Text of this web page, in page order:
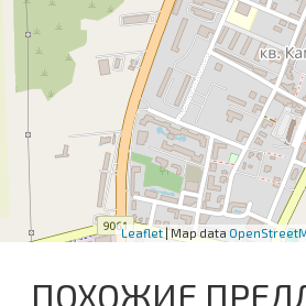
Leaflet| Map data
ПОХОЖИЕ